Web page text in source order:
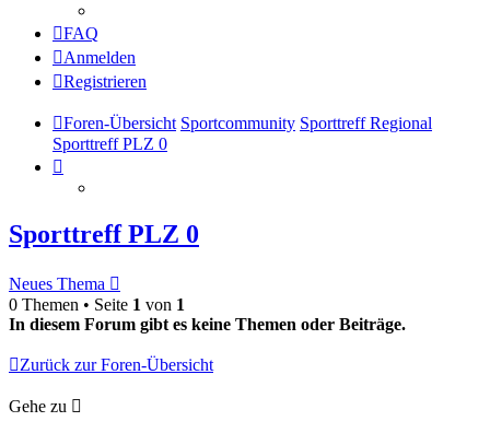
FAQ
Anmelden
Registrieren
Foren-Übersicht Sportcommunity Sporttreff Regional
Sporttreff PLZ 0
Sporttreff PLZ 0
Neues Thema
0 Themen • Seite 1 von 1
In diesem Forum gibt es keine Themen oder Beiträge.
Zurück zur Foren-Übersicht
Gehe zu